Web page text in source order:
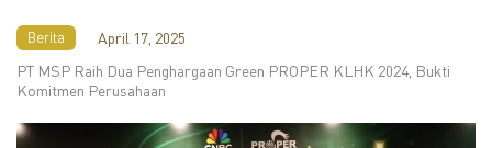
Berita
April 17, 2025
PT MSP Raih Dua Penghargaan Green PROPER KLHK 2024, Bukti
Komitmen Perusahaan